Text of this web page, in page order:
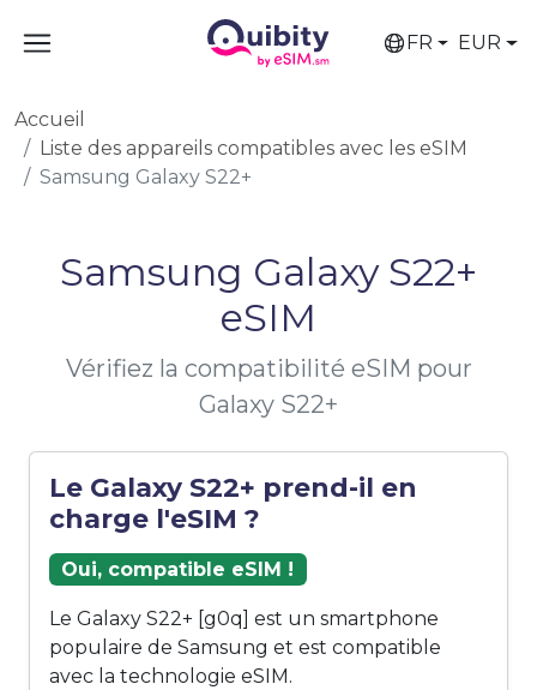
FR EUR
Accueil
Liste des appareils compatibles avec les eSIM
Samsung Galaxy S22+
Samsung Galaxy S22+
eSIM
Vérifiez la compatibilité eSIM pour
Galaxy S22+
Le Galaxy S22+ prend-il en
charge l'eSIM ?
Oui, compatible eSIM !
Le Galaxy S22+ [g0q] est un smartphone
populaire de Samsung et est compatible
avec la technologie eSIM.